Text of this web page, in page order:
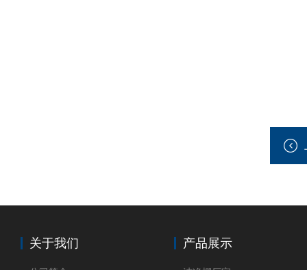
关于我们 产品展示